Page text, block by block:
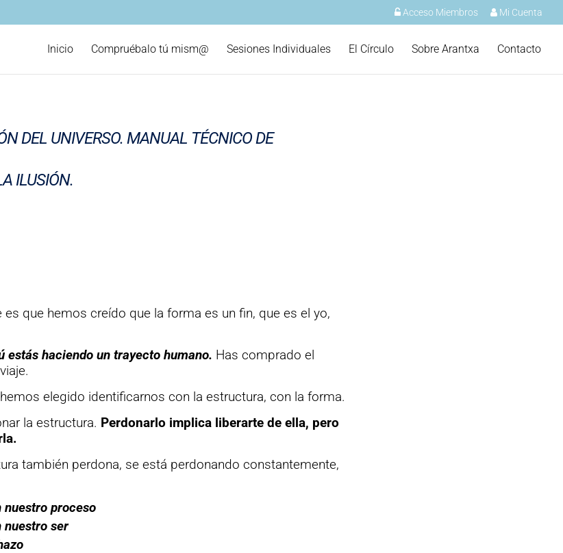
Acceso Miembros Mi Cuenta
Inicio Compruébalo tú mism@ Sesiones Individuales El Círculo Sobre Arantxa Contacto
DEL UNIVERSO. MANUAL TÉCNICO DE
ILUSIÓN.
que hemos creído que la forma es un fin, que es el yo,
estás haciendo un trayecto humano. Has comprado el
elegido identificarnos con la estructura, con la forma.
la estructura. Perdonarlo implica liberarte de ella, pero
también perdona, se está perdonando constantemente,
nuestro proceso
nuestro ser